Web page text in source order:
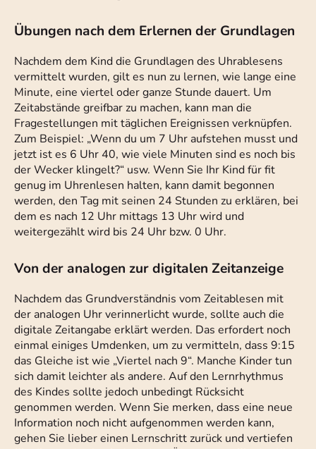
Übungen nach dem Erlernen der Grundlagen
Nachdem dem Kind die Grundlagen des Uhrablesens
vermittelt wurden, gilt es nun zu lernen, wie lange eine
Minute, eine viertel oder ganze Stunde dauert. Um
Zeitabstände greifbar zu machen, kann man die
Fragestellungen mit täglichen Ereignissen verknüpfen.
Zum Beispiel: „Wenn du um 7 Uhr aufstehen musst und
jetzt ist es 6 Uhr 40, wie viele Minuten sind es noch bis
der Wecker klingelt?“ usw. Wenn Sie Ihr Kind für fit
genug im Uhrenlesen halten, kann damit begonnen
werden, den Tag mit seinen 24 Stunden zu erklären, bei
dem es nach 12 Uhr mittags 13 Uhr wird und
weitergezählt wird bis 24 Uhr bzw. 0 Uhr.
Von der analogen zur digitalen Zeitanzeige
Nachdem das Grundverständnis vom Zeitablesen mit
der analogen Uhr verinnerlicht wurde, sollte auch die
digitale Zeitangabe erklärt werden. Das erfordert noch
einmal einiges Umdenken, um zu vermitteln, dass 9:15
das Gleiche ist wie „Viertel nach 9“. Manche Kinder tun
sich damit leichter als andere. Auf den Lernrhythmus
des Kindes sollte jedoch unbedingt Rücksicht
genommen werden. Wenn Sie merken, dass eine neue
Information noch nicht aufgenommen werden kann,
gehen Sie lieber einen Lernschritt zurück und vertiefen